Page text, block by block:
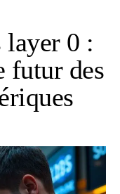
layer 0 :
futur des